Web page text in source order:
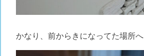
かなり、前からきになってた場所へ